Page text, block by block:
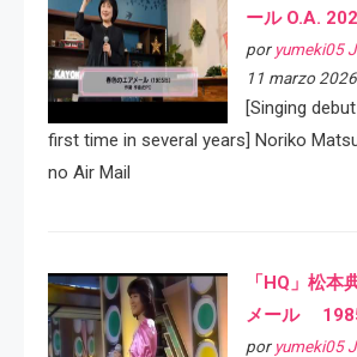
ール O.A.
por yumeki05
11 marzo
[Singing
first time in several years] Noriko
no Air Mail
「HQ」松本
メール
por yumeki05